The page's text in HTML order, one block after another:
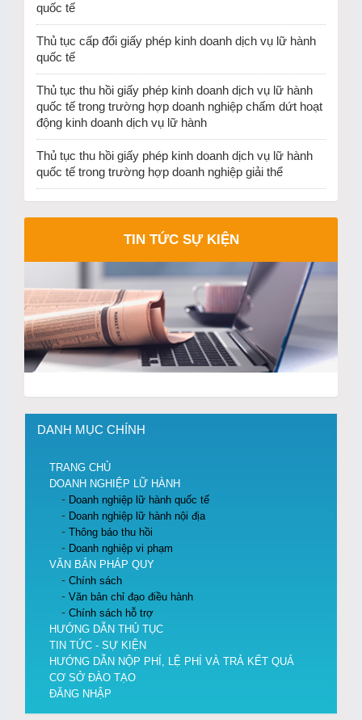
quốc tế
Thủ tục cấp đổi giấy phép kinh doanh dịch vụ lữ hành
quốc tế
Thủ tục thu hồi giấy phép kinh doanh dịch vụ lữ hành
quốc tế trong trường hợp doanh nghiệp chấm dứt hoạt
động kinh doanh dịch vụ lữ hành
Thủ tục thu hồi giấy phép kinh doanh dịch vụ lữ hành
quốc tế trong trường hợp doanh nghiệp giải thể
TIN TỨC SỰ KIỆN
DANH MỤC CHÍNH
TRANG CHỦ
DOANH NGHIỆP LỮ HÀNH
Doanh nghiệp lữ hành quốc tế
Doanh nghiệp lữ hành nội địa
Thông báo thu hồi
Doanh nghiệp vi phạm
VĂN BẢN PHÁP QUY
Chính sách
Văn bản chỉ đạo điều hành
Chính sách hỗ trợ
HƯỚNG DẪN THỦ TỤC
TIN TỨC - SỰ KIỆN
HƯỚNG DẪN NỘP PHÍ, LỆ PHÍ VÀ TRẢ KẾT QUẢ
CƠ SỞ ĐÀO TẠO
ĐĂNG NHẬP